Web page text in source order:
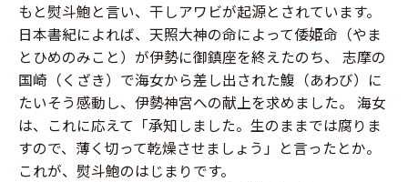
もと熨斗鮑と言い、干しアワビが起源とされています。
日本書紀によれば、天照大神の命によって倭姫命（やま
とひめのみこと）が伊勢に御鎮座を終えたのち、 志摩の
国崎（くざき）で海女から差し出された鰒（あわび）に
たいそう感動し、伊勢神宮への献上を求めました。 海女
は、これに応えて「承知しました。生のままでは腐りま
すので、薄く切って乾燥させましょう」と言ったとか。
これが、熨斗鮑のはじまりです。